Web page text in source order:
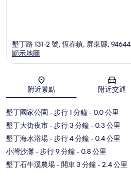
地圖
墾丁路 131-2 號, 恆春鎮, 屏東縣, 94644
顯示地圖
附近景點 附近交通
墾丁國家公園 - 步行 1 分鐘- 0.0 公里
墾丁大街夜市- 步行 3 分鐘- 0.3 公里
墾丁海水浴場- 步行 4 分鐘- 0.4 公里
小灣沙灘- 步行 9 分鐘- 0.8 公里
墾丁石牛溪農場- 開車 3 分鐘- 2.4 公里